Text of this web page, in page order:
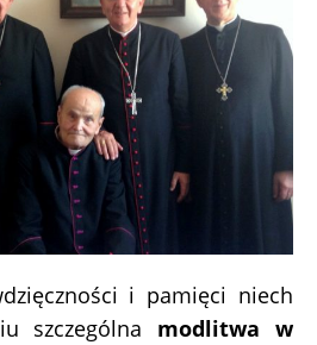
i pamięci niech
szczególna modlitwa w